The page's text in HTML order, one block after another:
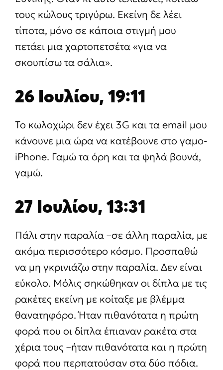
τους κώλους τριγύρω. Εκείνη δε λέει
τίποτα, μόνο σε κάποια στιγμή μου
πετάει μια χαρτοπετσέτα «για να
σκουπίσω τα σάλια».
26 Ιουλίου, 19:11
Το κωλοχώρι δεν έχει 3G και τα email μου
κάνουνε μια ώρα να κατέβουνε στο γαμο-
iPhone. Γαμώ τα όρη και τα ψηλά βουνά,
γαμώ.
27 Ιουλίου, 13:31
Πάλι στην παραλία –σε άλλη παραλία, με
ακόμα περισσότερο κόσμο. Προσπαθώ
να μη γκρινιάζω στην παραλία. Δεν είναι
εύκολο. Μόλις σηκώθηκαν οι δίπλα με τις
ρακέτες εκείνη με κοίταξε με βλέμμα
θανατηφόρο. Ήταν πιθανότατα η πρώτη
φορά που οι δίπλα έπιαναν ρακέτα στα
χέρια τους –ήταν πιθανότατα και η πρώτη
φορά που περπατούσαν στα δύο πόδια.